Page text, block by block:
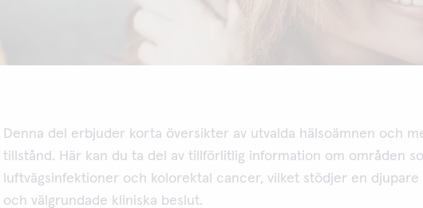
Denna del erbjuder korta översikter av utvalda hälsoämnen och
tillstånd. Här kan du ta del av tillförlitlig information om områden
luftvägsinfektioner och kolorektal cancer, vilket stödjer en djupare
och välgrundade kliniska beslut.